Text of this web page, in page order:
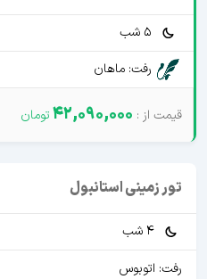
5 شب
رفت: ماهان
42,090,000
تور زمینی استانبول
4 شب
رفت: اتوبوس